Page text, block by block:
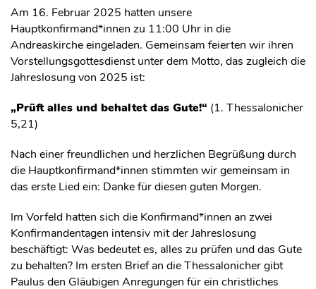
Am 16. Februar 2025 hatten unsere
Hauptkonfirmand*innen zu 11:00 Uhr in die
Andreaskirche eingeladen. Gemeinsam feierten wir ihren
Vorstellungsgottesdienst unter dem Motto, das zugleich die
Jahreslosung von 2025 ist:
„Prüft alles und behaltet das Gute!“ (1. Thessalonicher
5,21)
Nach einer freundlichen und herzlichen Begrüßung durch
die Hauptkonfirmand*innen stimmten wir gemeinsam in
das erste Lied ein: Danke für diesen guten Morgen.
Im Vorfeld hatten sich die Konfirmand*innen an zwei
Konfirmandentagen intensiv mit der Jahreslosung
beschäftigt: Was bedeutet es, alles zu prüfen und das Gute
zu behalten? Im ersten Brief an die Thessalonicher gibt
Paulus den Gläubigen Anregungen für ein christliches